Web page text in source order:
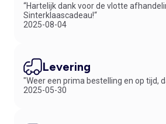
“Hartelijk dank voor de vlotte
Sinterklaascadeau!“
2025-08-04
Levering
"Weer een prima bestelling en op tijd,
2025-05-30